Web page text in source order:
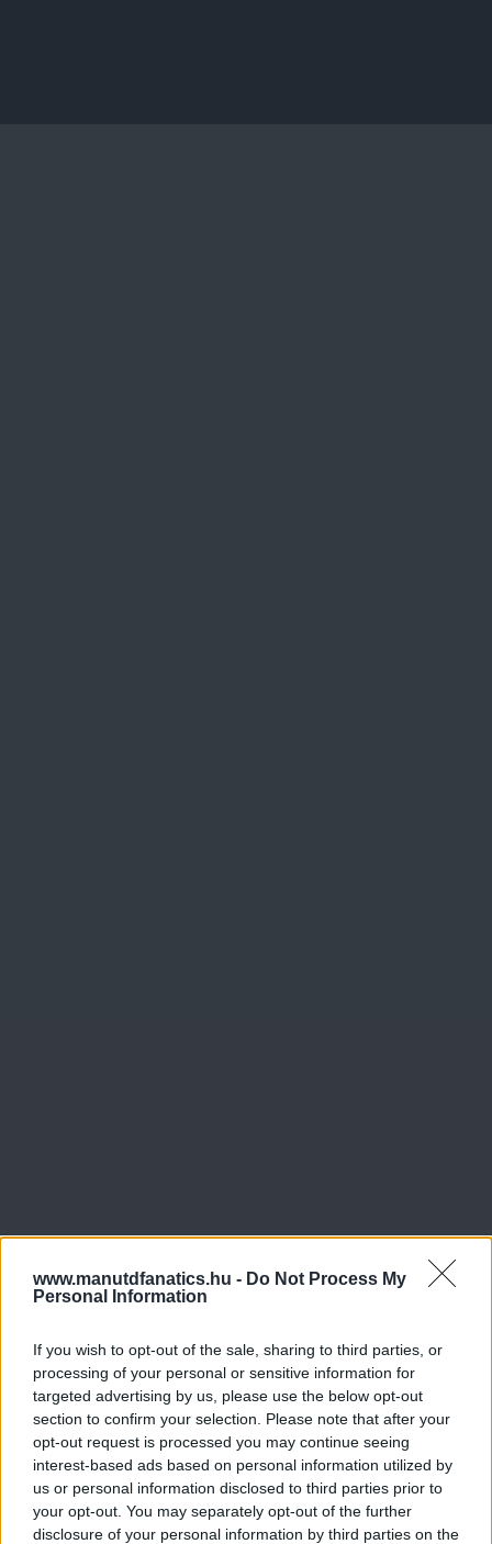
www.manutdfanatics.hu - Do Not Process My
Personal Information
If you wish to opt-out of the sale, sharing to third parties, or
processing of your personal or sensitive information for
targeted advertising by us, please use the below opt-out
section to confirm your selection. Please note that after your
opt-out request is processed you may continue seeing
interest-based ads based on personal information utilized by
us or personal information disclosed to third parties prior to
your opt-out. You may separately opt-out of the further
disclosure of your personal information by third parties on the